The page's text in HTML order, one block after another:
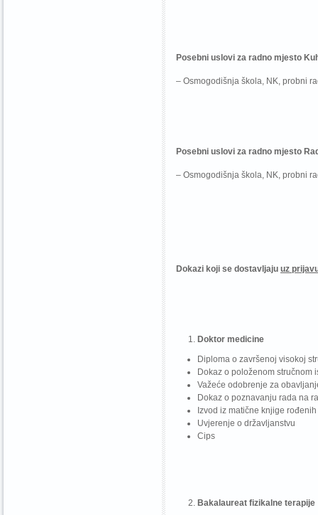
Posebni uslovi za radno mjesto
– Osmogodišnja škola, NK, probni
Posebni uslovi za radno mjesto
– Osmogodišnja škola, NK, probni
Dokazi koji se dostavljaju uz
Doktor medicine
Diploma o završenoj visokoj
Dokaz o položenom stručnom
Važeće odobrenje za
Dokaz o poznavanju rada na
Izvod iz matične knjige rođenih
Uvjerenje o državljanstvu
Cips
Bakalaureat fizikalne terapije